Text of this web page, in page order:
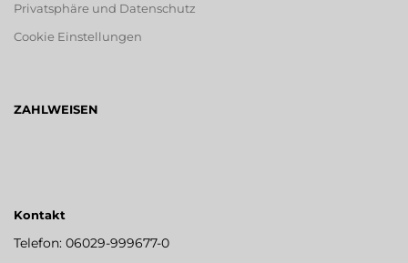
Privatsphäre und Datenschutz
Cookie Einstellungen
ZAHLWEISEN
Kontakt
Telefon: 06029-999677-0